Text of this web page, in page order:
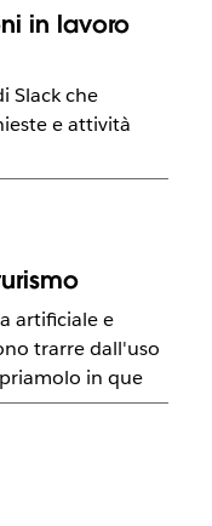
in lavoro
Slack che
e attività
artificiale e
trarre dall'uso
in que